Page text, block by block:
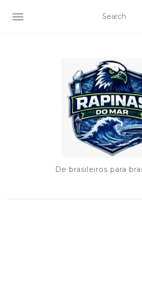
TOGGLE NAVIGATION
De brasileiros para